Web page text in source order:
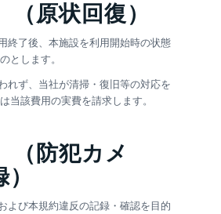
（原状回復）
了後、本施設を利用開始時の状態
とします。
ず、当社が清掃・復旧等の対応を
当該費用の実費を請求します。
（防犯カメ
び本規約違反の記録・確認を目的